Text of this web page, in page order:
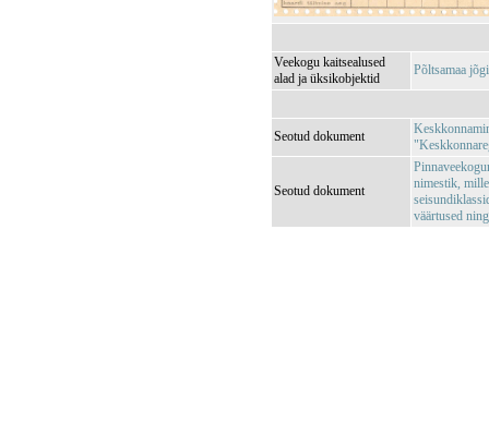
Veekogu kaitsealused
alad ja üksikobjektid
Põltsamaa
Seotud dokument
Seotud dokument
nimestik,
väärtused